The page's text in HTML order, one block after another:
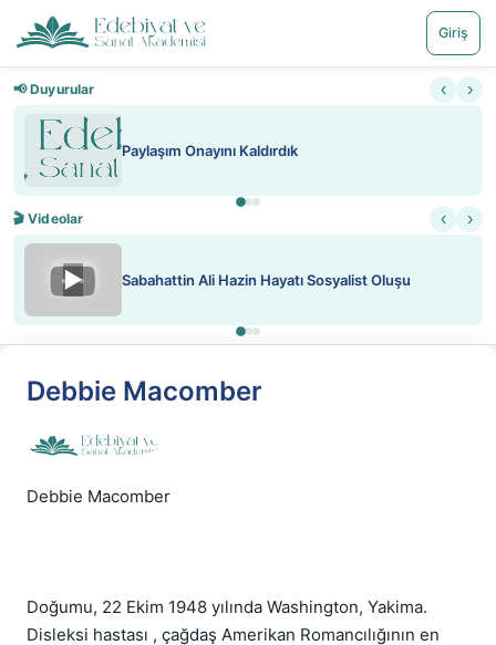
Giriş
📢 Duyurular ‹ ›
Paylaşım Onayını Kaldırdık
🎬 Videolar ‹ ›
▶ Sabahattin Ali Hazin Hayatı Sosyalist Oluşu
Debbie Macomber
Debbie Macomber
Doğumu, 22 Ekim 1948 yılında Washington, Yakima.
Disleksi hastası , çağdaş Amerikan Romancılığının en